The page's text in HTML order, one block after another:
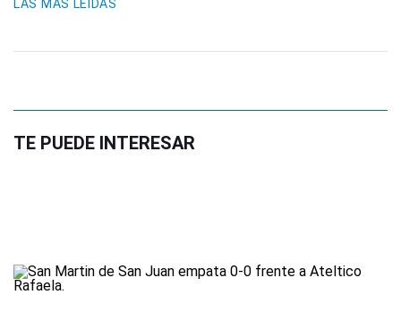
LAS MÁS LEIDAS
TE PUEDE INTERESAR